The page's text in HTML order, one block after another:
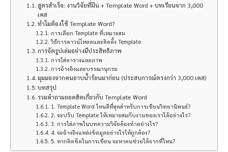
สูตรสำเร็จ: งานวิจัยที่ฝัน + Template Word + บทเรียนจาก 3,000
เคส
ทำไมต้องใช้ Template Word?
การเลือก Template ที่เหมาะสม
วิธีการดาวน์โหลดและติดตั้ง Template
การจัดรูปเล่มอย่างมีประสิทธิภาพ
การใส่ตารางและภาพ
การอ้างอิงและบรรณานุกรม
มุมมองจากคนอาบน้ำร้อนมาก่อน (ประสบการณ์ตรงกว่า 3,000 เคส)
บทสรุป
รวมคำถามยอดฮิตเกี่ยวกับ Template Word
1. Template Word ไหนดีที่สุดสำหรับการเขียนวิทยานิพนธ์?
2. จะปรับ Template ให้เหมาะสมกับงานของเราได้อย่างไร?
3. การใส่ภาพในบทความวิจัยต้องทำอย่างไร?
4. จะอ้างอิงแหล่งข้อมูลอย่างไรให้ถูกต้อง?
5. หากติดขัดในการเขียน จะหาคนช่วยได้จากที่ไหน?